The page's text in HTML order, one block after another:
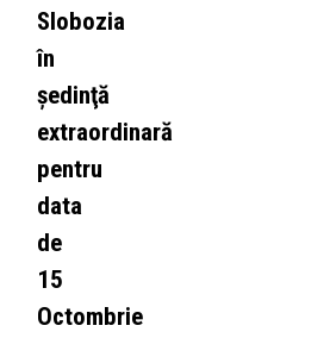
Slobozia
în
şedinţă
extraordinară
pentru
data
de
15
Octombrie